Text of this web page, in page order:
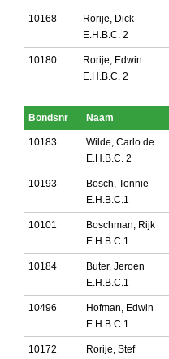
10168
Rorije, Dick
E.H.B.C. 2
10180
Rorije, Edwin
E.H.B.C. 2
Bondsnr Naam
10183
Wilde, Carlo de
E.H.B.C. 2
10193
Bosch, Tonnie
E.H.B.C.1
10101
Boschman, Rijk
E.H.B.C.1
10184
Buter, Jeroen
E.H.B.C.1
10496
Hofman, Edwin
E.H.B.C.1
10172
Rorije, Stef